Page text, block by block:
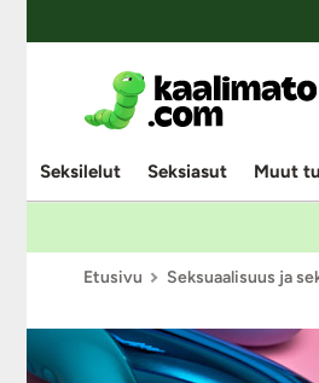
Seksilelut Seksiasut Muut
Etusivu Seksuaalisuus ja